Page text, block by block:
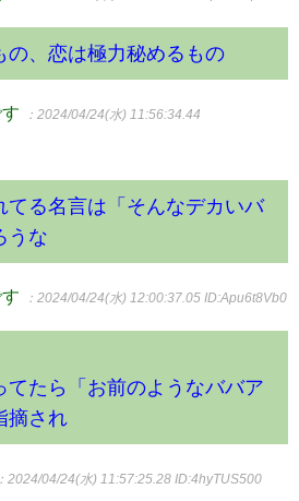
の、恋は極力秘めるもの
：2024/04/24(水) 11:56:34.44
てる名言は「そんなデカいバ
うな
：2024/04/24(水) 12:00:37.05 ID:Apu6t8Vb0
てたら「お前のようなババア
摘され
：2024/04/24(水) 11:57:25.28 ID:4hyTUS500